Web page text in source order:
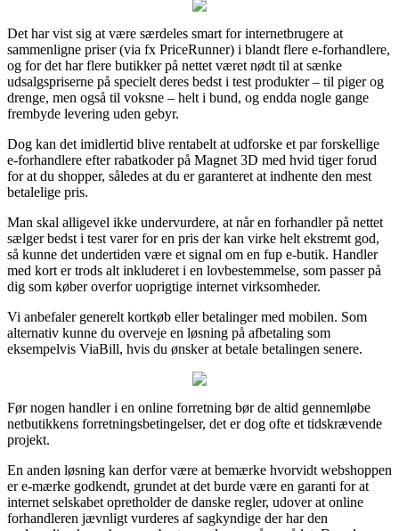
Det har vist sig at være særdeles smart for internetbrugere at
sammenligne priser (via fx PriceRunner) i blandt flere e-forhandlere,
og for det har flere butikker på nettet været nødt til at sænke
udsalgspriserne på specielt deres bedst i test produkter – til piger og
drenge, men også til voksne – helt i bund, og endda nogle gange
frembyde levering uden gebyr.
Dog kan det imidlertid blive rentabelt at udforske et par forskellige
e-forhandlere efter rabatkoder på Magnet 3D med hvid tiger forud
for at du shopper, således at du er garanteret at indhente den mest
betalelige pris.
Man skal alligevel ikke undervurdere, at når en forhandler på nettet
sælger bedst i test varer for en pris der kan virke helt ekstremt god,
så kunne det undertiden være et signal om en fup e-butik. Handler
med kort er trods alt inkluderet i en lovbestemmelse, som passer på
dig som køber overfor uoprigtige internet virksomheder.
Vi anbefaler generelt kortkøb eller betalinger med mobilen. Som
alternativ kunne du overveje en løsning på afbetaling som
eksempelvis ViaBill, hvis du ønsker at betale betalingen senere.
Før nogen handler i en online forretning bør de altid gennemløbe
netbutikkens forretningsbetingelser, det er dog ofte et tidskrævende
projekt.
En anden løsning kan derfor være at bemærke hvorvidt webshoppen
er e-mærke godkendt, grundet at det burde være en garanti for at
internet selskabet opretholder de danske regler, udover at online
forhandleren jævnligt vurderes af sagkyndige der har den